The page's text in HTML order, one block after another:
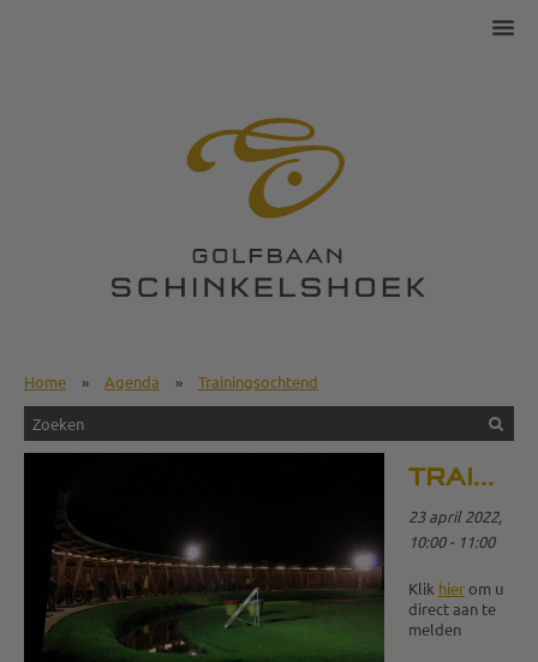
Home » Agenda » Trainingsochtend
TRAININGSOCHTEND
23 april 2022,
10:00 - 11:00
Klik hierom u
direct aan te
melden